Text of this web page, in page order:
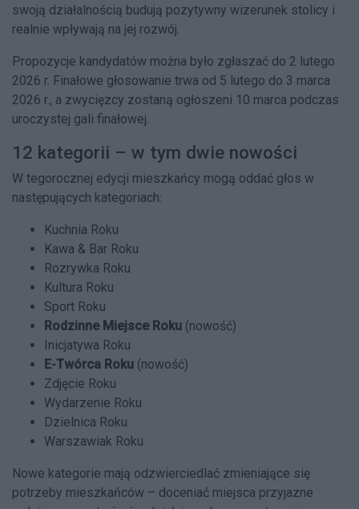
swoją działalnością budują pozytywny wizerunek stolicy i
realnie wpływają na jej rozwój.
Propozycje kandydatów można było zgłaszać do 2 lutego
2026 r. Finałowe głosowanie trwa od 5 lutego do 3 marca
2026 r., a zwycięzcy zostaną ogłoszeni 10 marca podczas
uroczystej gali finałowej.
12 kategorii – w tym dwie nowości
W tegorocznej edycji mieszkańcy mogą oddać głos w
następujących kategoriach:
Kuchnia Roku
Kawa & Bar Roku
Rozrywka Roku
Kultura Roku
Sport Roku
Rodzinne Miejsce Roku (nowość)
Inicjatywa Roku
E-Twórca Roku (nowość)
Zdjęcie Roku
Wydarzenie Roku
Dzielnica Roku
Warszawiak Roku
Nowe kategorie mają odzwierciedlać zmieniające się
potrzeby mieszkańców – doceniać miejsca przyjazne